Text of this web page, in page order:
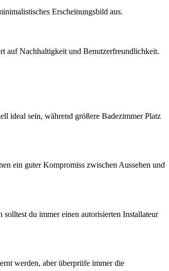
Erscheinungsbild aus.
auf Nachhaltigkeit und Benutzerfreundlichkeit.
ideal sein, während größere Badezimmer Platz
ein guter Kompromiss zwischen Aussehen und
du immer einen autorisierten Installateur
werden, aber überprüfe immer die